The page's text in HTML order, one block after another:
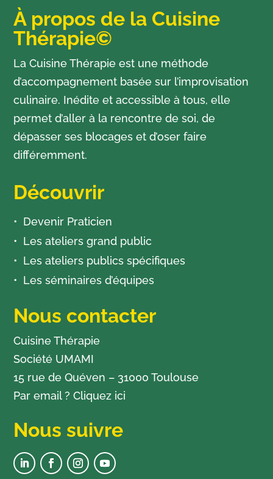
À propos de la Cuisine
Thérapie©
La Cuisine Thérapie est une méthode
d’accompagnement basée sur l’improvisation
culinaire. Inédite et accessible à tous, elle
permet d’aller à la rencontre de soi, de
dépasser ses blocages et d’oser faire
différemment.
Découvrir
Devenir Praticien
Les ateliers grand public
Les ateliers publics spécifiques
Les séminaires d’équipes
Nous contacter
Cuisine Thérapie
Société UMAMI
15 rue de Quéven – 31000 Toulouse
Par email ?Cliquez ici
Nous suivre